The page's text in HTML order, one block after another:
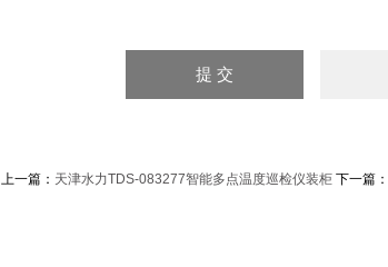
上一篇： 天津水力TDS-083277智能多点温度巡检仪装柜 下一篇：